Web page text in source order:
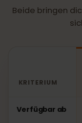
Beide bringen
KRITERIUM
Verfügbar ab